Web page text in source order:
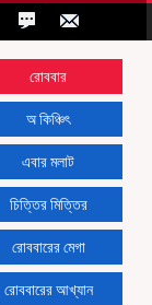
রোববার
অ কিঞ্চিৎ
এবার মলাট
চিত্তির মিত্তির
রোববারের মেগা
রোববারের আখ্যান